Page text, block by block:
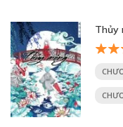
Thủy